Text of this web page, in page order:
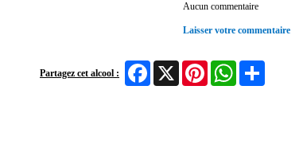
Aucun commentaire
Laisser votre commentaire
Partagez cet alcool :
FacebookX Pinterest WhatsApp